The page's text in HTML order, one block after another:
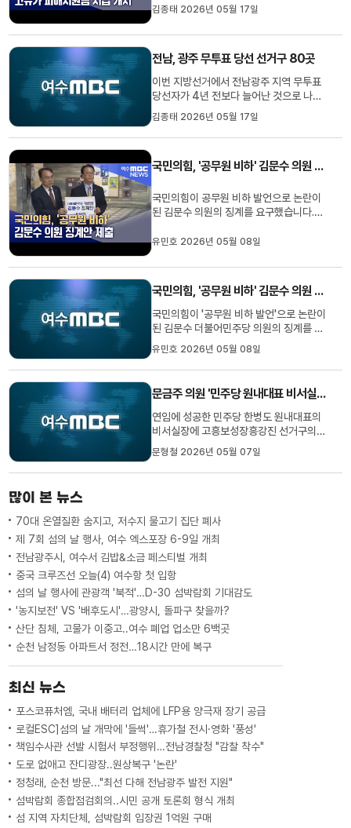
를 앞두고후보자들의 선거 운동이 시작됩
화운동 기념식이 열리고지역 여성 취업을
돕기 위한일자리 박람회가 개최됩니다.김
종태 기자가 취재했습니다.◀ END ...
김종태 2026년 05월 17일
전남, 광주 무투표 당선 선거구 80곳
이번 지방선거에서 전남광주 지역 무투표
당선자가 4년 전보다 늘어난 것으로 나타
났습니다.선거관리위원회 후보자 등록 현
황에 따르면 광주 서구와 남구청장 2명을
비롯해통합시의원 지역구 34명, 기초의원
모두 80명이 무투표 선거구로 분류됐습니
김종태 2026년 05월 17일
국민의힘, '공무원 비하' 김문수 의원 징계안 제출
국민의힘이 공무원 비하 발언으로 논란이
된 김문수 의원의 징계를 요구했습니다.국
국회 의안과에 김 의원의 징계안을 제출했
리'라고 하는 있을 수 없는 망언을 했
다"며"이는 개인의 문제가 아니라, 민주당
전체 의원이 가지고 있는 평소의...
유민호 2026년 05월 08일
국민의힘, '공무원 비하' 김문수 의원 징계안 제출
국민의힘이 '공무원 비하 발언'으로 논란이
된 김문수 더불어민주당 의원의 징계를 요
구했습니다. 국민의힘 곽규택 법률자문위
원장과 이종욱 원내부대표는 오늘(3) 오전
국회 본관 의안과에 김 의원의 징계안을 제
에 대해 '따까리'라고 하는 있을 수 없는 망
언을 했다"며"이는 개인...
유민호 2026년 05월 08일
문금주 의원 '민주당 원내대표 비서실장' 임명
연임에 성공한 민주당 한병도 원내대표의
비서실장에 고흥보성장흥강진 선거구의문
금주 의원이 임명됐습니다. 지난해 6월부
터 민주당 원내 대변인으로 활동했던 문 의
원은 "엄중한 상황 속에서도 민생 입법과
리를 경청해 실질적인 성과...
문형철 2026년 05월 07일
많이 본 뉴스
70대 온열질환 숨지고, 저수지 물고기 집단 폐사
제 7회 섬의 날 행사, 여수 엑스포장 6-9일 개최
전남광주시, 여수서 김밥&소금 페스티벌 개최
중국 크루즈선 오늘(4) 여수항 첫 입항
섬의 날 행사에 관광객 '북적'…D-30 섬박람회 기대감도
'농지보전' VS '배후도시'…광양시, 돌파구 찾을까?
산단 침체, 고물가 이중고..여수 폐업 업소만 6백곳
순천 남정동 아파트서 정전…18시간 만에 복구
최신 뉴스
포스코퓨처엠, 국내 배터리 업체에 LFP용 양극재 장기 공급
로컬ESC]섬의 날 개막에 '들썩'…휴가철 전시·영화 '풍성'
책임수사관 선발 시험서 부정행위…전남경찰청 "감찰 착수"
도로 없애고 잔디광장..원상복구 '논란'
정청래, 순천 방문..."최선 다해 전남광주 발전 지원"
섬박람회 종합점검회의..시민 공개 토론회 형식 개최
섬 지역 자치단체, 섬박람회 입장권 1억원 구매